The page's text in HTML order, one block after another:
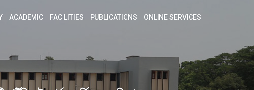
ACADEMIC FACILITIES PUBLICATIONS ONLINE SERVICES